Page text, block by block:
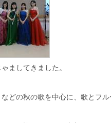
ましてきました。
どの秋の歌を中心に、歌とフ